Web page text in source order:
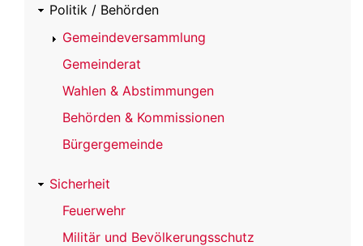
Politik / Behörden
Gemeindeversammlung
Gemeinderat
Wahlen & Abstimmungen
Behörden & Kommissionen
Bürgergemeinde
Sicherheit
Feuerwehr
Militär und Bevölkerungsschutz